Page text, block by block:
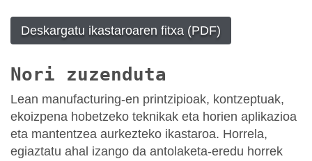
Deskargatu ikastaroaren fitxa (PDF)
Nori zuzenduta
Lean manufacturing-en printzipioak, kontzeptuak,
ekoizpena hobetzeko teknikak eta horien aplikazioa
eta mantentzea aurkezteko ikastaroa. Horrela,
egiaztatu ahal izango da antolaketa-eredu horrek